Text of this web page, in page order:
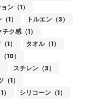
ン（1）
1）
トルエン（3）
ク感（1）
1）
タオル（1）
10）
スチレン（3）
1）
シリコーン（1）